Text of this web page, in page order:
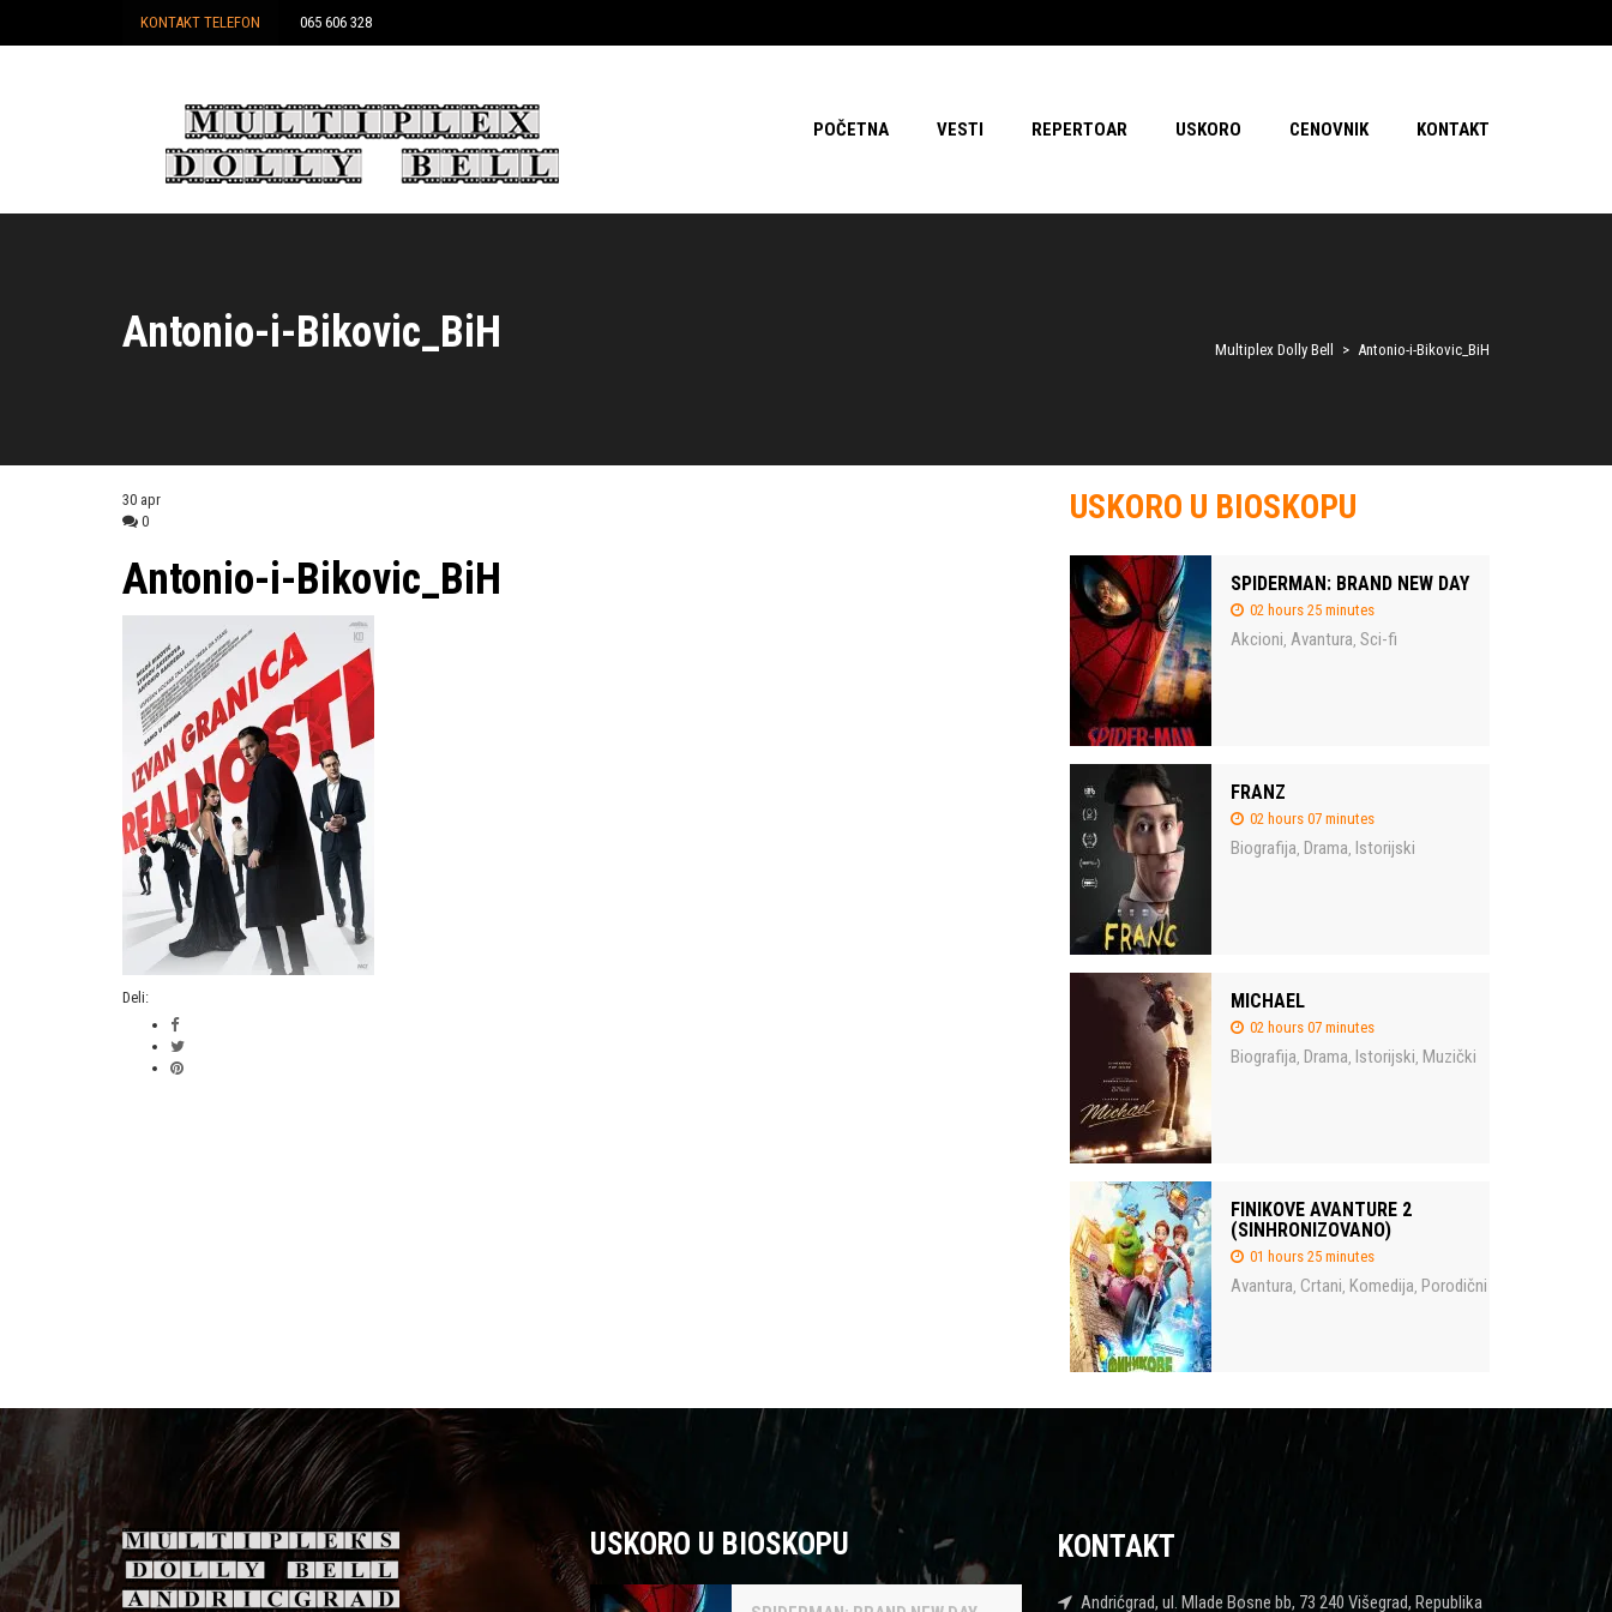
KONTAKT TELEFON 065 606 328
POČETNA VESTI REPERTOAR USKORO CENOVNIK KONTAKT
Antonio-i-Bikovic_BiH Multiplex Dolly Bell > Antonio-i-Bikovic_BiH
30 apr
0
Antonio-i-Bikovic_BiH
Deli:
USKORO U BIOSKOPU
SPIDERMAN: BRAND NEW DAY
02 hours 25 minutes
Akcioni, Avantura, Sci-fi
FRANZ
02 hours 07 minutes
Biografija, Drama, Istorijski
MICHAEL
02 hours 07 minutes
Biografija, Drama, Istorijski, Muzički
FINIKOVE AVANTURE 2
(SINHRONIZOVANO)
01 hours 25 minutes
Avantura, Crtani, Komedija, Porodični
USKORO U BIOSKOPU KONTAKT
Andrićgrad, ul. Mlade Bosne bb, 73 240 Višegrad, Republika